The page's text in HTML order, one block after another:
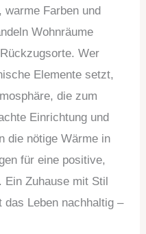
Farben und
Wohnräume
Wer
Elemente setzt,
die zum
Einrichtung und
die nötige Wärme in
für eine positive,
Zuhause mit Stil
das Leben nachhaltig –